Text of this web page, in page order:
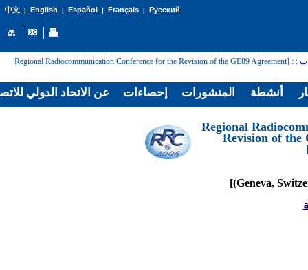
中文| English | Español | Français| Русский
:
: [Regional Radiocommunication Conference for the Revision of the GE89 Agreement
[Regional
Revision of the
عن الاتحاد الدولي إحصاءات المنشورات أنشطة